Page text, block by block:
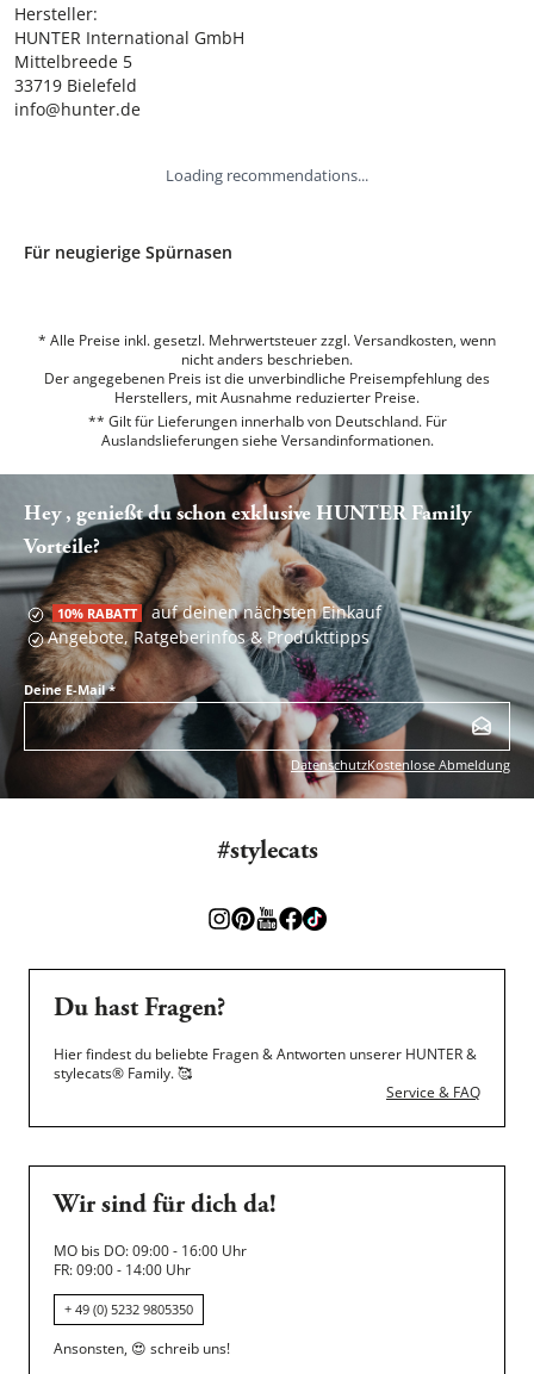
Hersteller:
HUNTER International GmbH
Mittelbreede 5
33719 Bielefeld
info@hunter.de
Loading recommendations...
Für neugierige Spürnasen
* Alle Preise inkl. gesetzl. Mehrwertsteuer zzgl. Versandkosten, wenn
nicht anders beschrieben.
Der angegebenen Preis ist die unverbindliche Preisempfehlung des
Herstellers, mit Ausnahme reduzierter Preise.
** Gilt für Lieferungen innerhalb von Deutschland. Für
Auslandslieferungen siehe Versandinformationen.
Hey , genießt du schon exklusive HUNTER Family
Vorteile?
10% RABATT auf deinen nächsten Einkauf
Angebote, Ratgeberinfos & Produkttipps
Deine E-Mail*
DatenschutzKostenlose Abmeldung
#stylecats
Du hast Fragen?
Hier findest du beliebte Fragen & Antworten unserer HUNTER &
stylecats® Family.🥰
Service & FAQ
Wir sind für dich da!
MO bis DO: 09:00 - 16:00 Uhr
FR: 09:00 - 14:00 Uhr
+ 49 (0) 5232 9805350
Ansonsten, 😍 schreib uns!